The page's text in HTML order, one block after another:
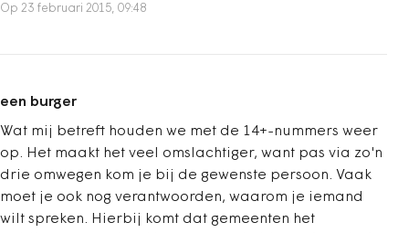
Op 23 februari 2015, 09:48
een burger
Wat mij betreft houden we met de 14+-nummers weer
op. Het maakt het veel omslachtiger, want pas via zo'n
drie omwegen kom je bij de gewenste persoon. Vaak
moet je ook nog verantwoorden, waarom je iemand
wilt spreken. Hierbij komt dat gemeenten het